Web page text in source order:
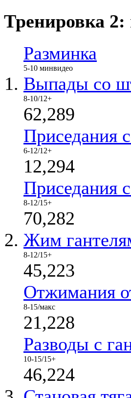
Тренировка 2:
Разминка
5-10 минвидео
Выпады со
8-10/12+
62,289
Приседания
6-12/12+
12,294
Приседания
8-12/15+
70,282
Жим
8-12/15+
45,223
Отжимания
8-15/макс
21,228
Разводы с
10-15/15+
46,224